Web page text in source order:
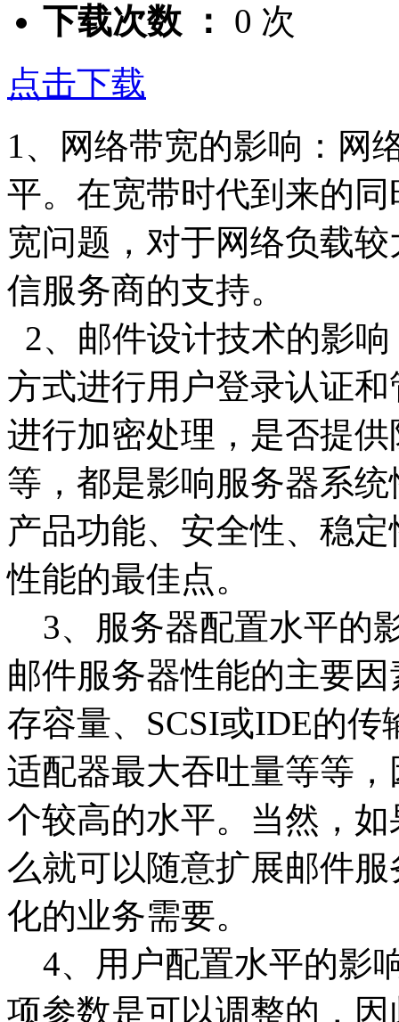
下载次数 ： 0 次
点击下载
1、网络带宽的影响：网
平。在宽带时代到来的
宽问题，对于网络负载
信服务商的支持。
2、邮件设计技术的影
方式进行用户登录认证
进行加密处理，是否提
等，都是影响服务器系
产品功能、安全性、稳
性能的最佳点。
3、服务器配置水平的
邮件服务器性能的主要
存容量、SCSI或IDE的
适配器最大吞吐量等等
个较高的水平。当然，
么就可以随意扩展邮件
化的业务需要。
4、用户配置水平的影
项参数是可以调整的，